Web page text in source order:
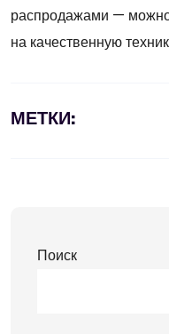
распродажами —
на качественную
МЕТКИ:
Поиск